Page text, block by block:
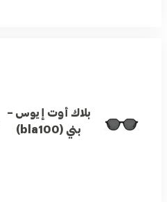
بلاك أوت إيوس –
بني (bla100)